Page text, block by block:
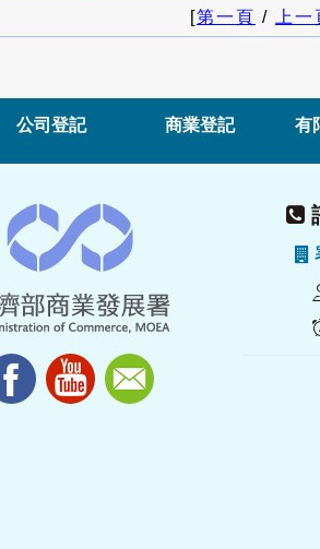
[第一頁 / 上一
公司登記 商業登記 有